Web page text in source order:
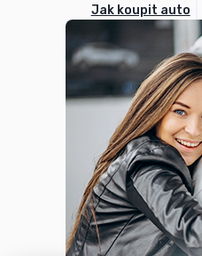
Jak koupit auto